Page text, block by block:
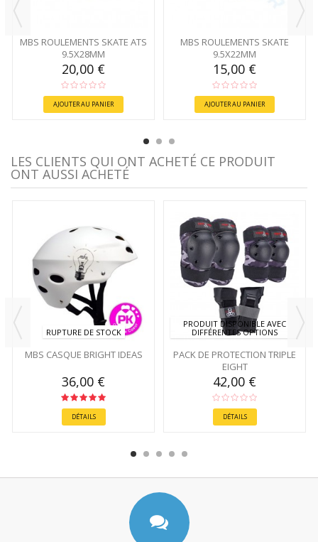
MBS ROULEMENTS SKATE ATS
9.5X28MM
20,00 €
AJOUTER AU PANIER
MBS ROULEMENTS SKATE
9.5X22MM
15,00 €
AJOUTER AU PANIER
LES CLIENTS QUI ONT ACHETÉ CE PRODUIT
ONT AUSSI ACHETÉ
RUPTURE DE STOCK
MBS CASQUE BRIGHT IDEAS
36,00 €
DÉTAILS
PRODUIT DISPONIBLE AVEC
DIFFÉRENTES OPTIONS
PACK DE PROTECTION TRIPLE
EIGHT
42,00 €
DÉTAILS